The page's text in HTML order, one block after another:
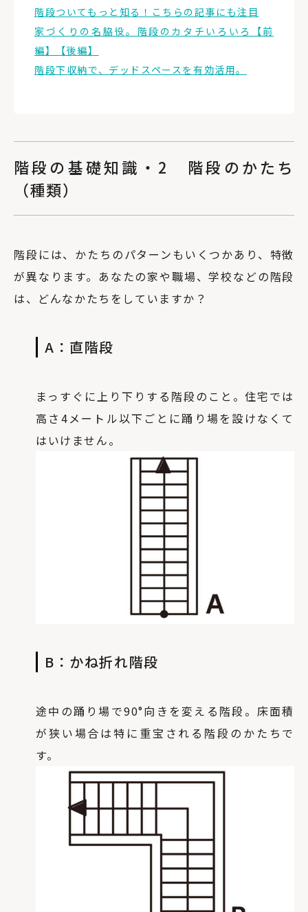
階段ついてもっと知る！こちらの記事にも注目
家づくりの名脇役。階段のカタチいろいろ【前
編】【後編】
階段下収納で、デッドスペースを有効活用。
階段の基礎知識・2 階段のかたち
（種類）
階段には、かたちのパターンもいくつかあり、特徴
が異なります。あなたの家や職場、学校などの階段
は、どんなかたちをしていますか？
A：直階段
まっすぐに上り下りする階段のこと。住宅では
高さ4メートル以下ごとに踊り場を設けなくて
はいけません。
B：かね折れ階段
途中の踊り場で90°向きを変える階段。床面積
が狭い場合は特に重宝される階段のかたちで
す。